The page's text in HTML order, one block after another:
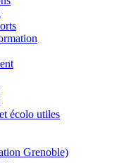
écolo utiles
Grenoble)